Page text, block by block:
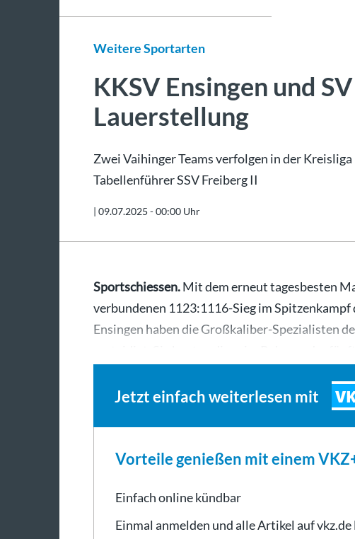
Weitere Sportarten
KKSV Ensingen und
Lauerstellung
Zwei Vaihinger Teams verfolgen in der
Tabellenführer SSV Freiberg II
| 09.07.2025 - 00:00 Uhr
Sportschiessen.Mit dem erneut tagesbesten
verbundenen 1123:1116-Sieg im Spitzenkampf
Ensingen haben die Großkaliber-Spezialisten
Jetzt einfach weiterlesen mit
Vorteile genießen mit einem
Einfach online kündbar
Einmal anmelden und alle Artikel auf vkz.de